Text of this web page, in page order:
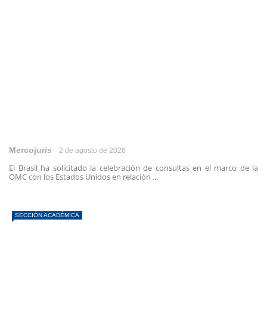
Mercojuris 2 de agosto de 2026
El Brasil ha solicitado la celebración de consultas en el marco de la
OMC con los Estados Unidos en relación ...
SECCIÓN ACADÉMICA